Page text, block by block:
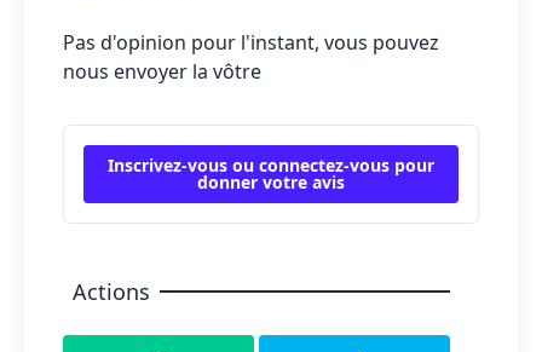
Pas d'opinion pour l'instant, vous pouvez
nous envoyer la vôtre
Inscrivez-vous ou connectez-vous pour
donner votre avis
Actions